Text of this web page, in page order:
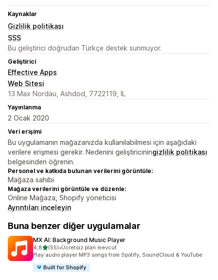
Kaynaklar
Gizlilik politikası
SSS
Bu geliştirici doğrudan Türkçe destek sunmuyor.
Geliştirici
Effective Apps
Web Sitesi
13 Max Nordau, Ashdod, 7722119, IL
Yayınlanma
2 Ocak 2020
Veri erişimi
Bu uygulamanın mağazanızda kullanılabilmesi için aşağıdaki
verilere erişmesi gerekir. Nedenini geliştiriciningizlilik politikası
belgesinden öğrenin.
Personel ve katkıda bulunan verilerini görüntüle:
Mağaza sahibi
Mağaza verilerini görüntüle ve düzenle:
Online Mağaza, Shopify yöneticisi
Ayrıntıları inceleyin
Buna benzer diğer uygulamalar
MX AI: Background Music Player
4,85 yıldız üzerinden
(55)
toplam 55 değerlendirme
•Ücretsiz plan mevcut
Play audio player MP3 songs from Spotify, SoundCloud & YouTube
Built for Shopify